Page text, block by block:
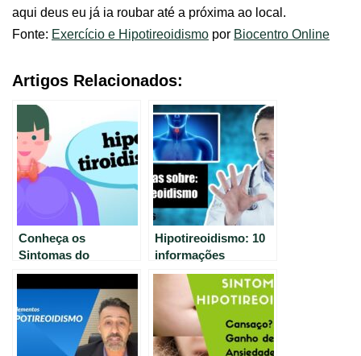
aqui deus eu já ia roubar até a próxima ao local.
Fonte: Exercício e Hipotireoidismo por Biocentro Online
Artigos Relacionados:
Conheça os
Sintomas do
Hipotireoidismo e
Como Identificá-los
Hipotireoidismo: 10
informações
importantes pelo Dr.
Lucas Fustinoni